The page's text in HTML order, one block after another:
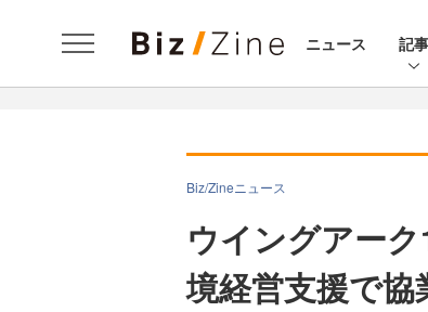
ニュース 記事
Biz/Zineニュース
ウイングアー
境経営支援で